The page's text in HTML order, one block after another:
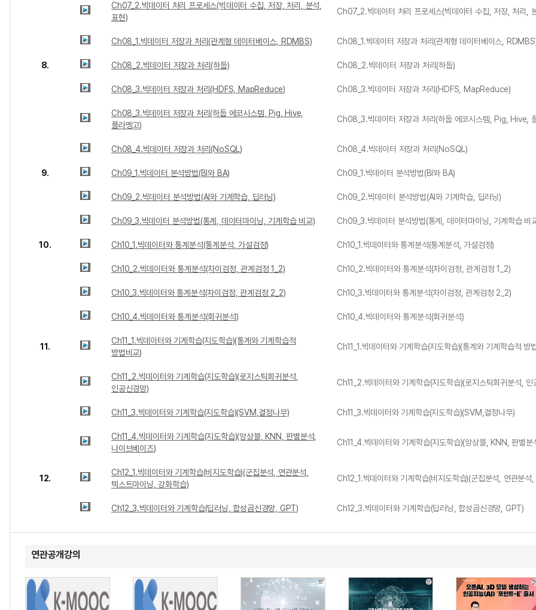
Ch07_2.빅데이터 처리 프로세스(빅데이터 수집, 저장, 처리, 분석,
표현)
Ch07_2.빅데이터 처리 프로세스(빅데이터 수집, 저장, 처리,
Ch08_1.빅데이터 저장과 처리(관계형 데이터베이스, RDMBS) Ch08_1.빅데이터 저장과 처리(관계형 데이터베이스,
8. Ch08_2.빅데이터 저장과 처리(하둡) Ch08_2.빅데이터 저장과 처리(하둡)
Ch08_3.빅데이터 저장과 처리(HDFS, MapReduce) Ch08_3.빅데이터 저장과 처리(HDFS, MapReduce)
Ch08_3.빅데이터 저장과 처리(하둡 에코시스템, Pig, Hive,
플라멩고)
Ch08_3.빅데이터 저장과 처리(하둡 에코시스템, Pig, Hive,
Ch08_4.빅데이터 저장과 처리(NoSQL) Ch08_4.빅데이터 저장과 처리(NoSQL)
9. Ch09_1.빅데이터 분석방법(BI와 BA) Ch09_1.빅데이터 분석방법(BI와 BA)
Ch09_2.빅데이터 분석방법(AI와 기계학습, 딥러닝) Ch09_2.빅데이터 분석방법(AI와 기계학습, 딥러닝)
Ch09_3.빅데이터 분석방법(통계, 데이터마이닝, 기계학습 비교) Ch09_3.빅데이터 분석방법(통계, 데이터마이닝, 기계학습 비
10. Ch10_1.빅데이터와 통계분석(통계분석, 가설검정) Ch10_1.빅데이터와 통계분석(통계분석, 가설검정)
Ch10_2.빅데이터와 통계분석(차이검정, 관계검정 1_2) Ch10_2.빅데이터와 통계분석(차이검정, 관계검정 1_2)
Ch10_3.빅데이터와 통계분석(차이검정, 관계검정 2_2) Ch10_3.빅데이터와 통계분석(차이검정, 관계검정 2_2)
Ch10_4.빅데이터와 통계분석(회귀분석) Ch10_4.빅데이터와 통계분석(회귀분석)
11.
Ch11_1.빅데이터와 기계학습(지도학습)(통계와 기계학습적
방법비교)
Ch11_1.빅데이터와 기계학습(지도학습)(통계와 기계학습적 방
Ch11_2.빅데이터와 기계학습(지도학습)(로지스틱회귀분석,
인공신경망)
Ch11_2.빅데이터와 기계학습(지도학습)(로지스틱회귀분석, 인
Ch11_3.빅데이터와 기계학습(지도학습)(SVM,결정나무) Ch11_3.빅데이터와 기계학습(지도학습)(SVM,결정나무)
Ch11_4.빅데이터와 기계학습(지도학습)(앙상블, KNN, 판별분석,
나이브베이즈)
Ch11_4.빅데이터와 기계학습(지도학습)(앙상블, KNN, 판별분
12.
Ch12_1.빅데이터와 기계학습(비지도학습)(군집분석, 연관분석,
텍스트마이닝, 강화학습)
Ch12_1.빅데이터와 기계학습(비지도학습)(군집분석, 연관분
Ch12_3.빅데이터와 기계학습(딥러닝, 합성곱신경망, GPT) Ch12_3.빅데이터와 기계학습(딥러닝, 합성곱신경망, GPT)
연관공개강의